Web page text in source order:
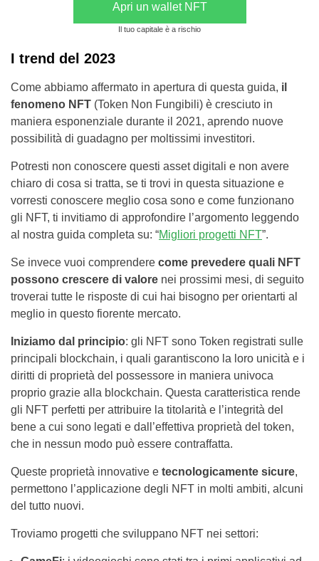
Apri un wallet NFT
Il tuo capitale è a rischio
I trend del 2023
Come abbiamo affermato in apertura di questa guida, il
fenomeno NFT (Token Non Fungibili) è cresciuto in
maniera esponenziale durante il 2021, aprendo nuove
possibilità di guadagno per moltissimi investitori.
Potresti non conoscere questi asset digitali e non avere
chiaro di cosa si tratta, se ti trovi in questa situazione e
vorresti conoscere meglio cosa sono e come funzionano
gli NFT, ti invitiamo di approfondire l’argomento leggendo
al nostra guida completa su: “Migliori progetti NFT”.
Se invece vuoi comprendere come prevedere quali NFT
possono crescere di valore nei prossimi mesi, di seguito
troverai tutte le risposte di cui hai bisogno per orientarti al
meglio in questo fiorente mercato.
Iniziamo dal principio: gli NFT sono Token registrati sulle
principali blockchain, i quali garantiscono la loro unicità e i
diritti di proprietà del possessore in maniera univoca
proprio grazie alla blockchain. Questa caratteristica rende
gli NFT perfetti per attribuire la titolarità e l’integrità del
bene a cui sono legati e dall’effettiva proprietà del token,
che in nessun modo può essere contraffatta.
Queste proprietà innovative e tecnologicamente sicure,
permettono l’applicazione degli NFT in molti ambiti, alcuni
del tutto nuovi.
Troviamo progetti che sviluppano NFT nei settori: